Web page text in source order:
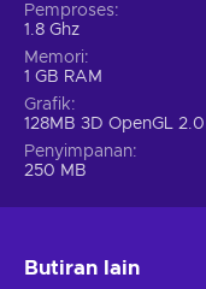
Pemproses
1.8 Ghz
Memori
1 GB RAM
Grafik
128MB 3D OpenGL 2.0
Penyimpanan
250 MB
Butiran lain